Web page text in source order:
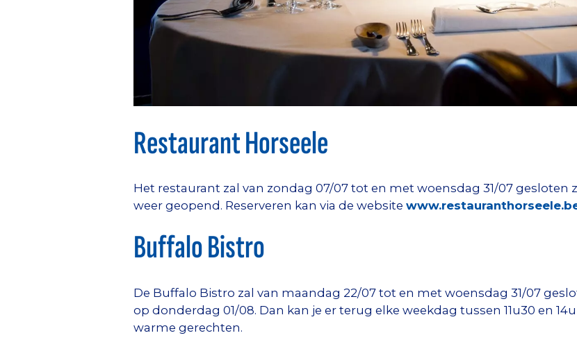
Restaurant Horseele
Het restaurant zal van zondag 07/07 tot en met woensdag 31/07 gesloten
weer geopend. Reserveren kan via de website
Buffalo Bistro
De Buffalo Bistro zal van maandag 22/07 tot en met woensdag 31/07
op donderdag 01/08. Dan kan je er terug elke weekdag tussen 11u30 en
warme gerechten.